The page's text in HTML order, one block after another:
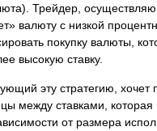
Трейдер,
валюту с низкой
покупку валюты,
высокую ставку.
эту стратегию, хочет
между ставками,
от размера